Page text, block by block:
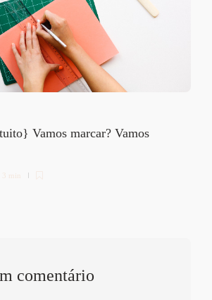
Vamos marcar? Vamos
3 min
comentário